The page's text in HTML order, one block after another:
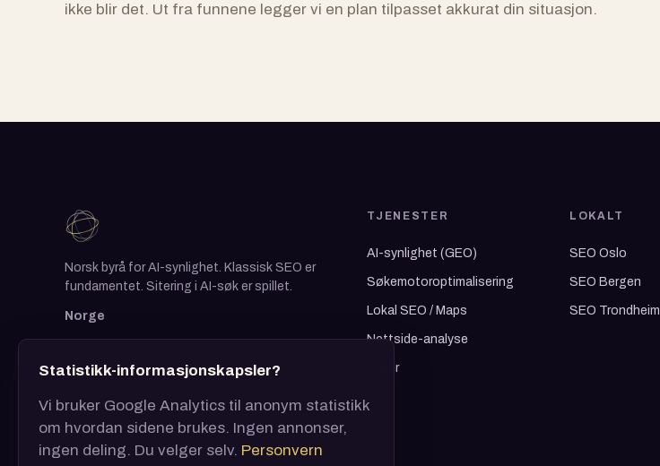
ikke blir det. Ut fra funnene legger vi en plan tilpasset akkurat din situasjon.
Norsk byrå for AI-synlighet. Klassisk SEO er
fundamentet. Sitering i AI-søk er spillet.
Norge
TJENESTER
AI-synlighet (GEO)
Søkemotoroptimalisering
Lokal SEO / Maps
Nettside-analyse
Priser
LOKALT
SEO Oslo
SEO Bergen
SEO Trondheim
Statistikk-informasjonskapsler?
Vi bruker Google Analytics til anonym statistikk
om hvordan sidene brukes. Ingen annonser,
ingen deling. Du velger selv. Personvern